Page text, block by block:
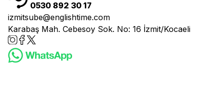
0530 892 30 17
izmitsube@englishtime.com
Karabaş Mah. Cebesoy Sok. No: 16 İzmit/Kocaeli